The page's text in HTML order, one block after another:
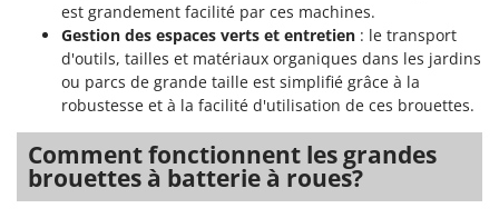
Tenco
Tineco
Titania
Tornado
Tre Spade
Trev - Abrek - TecnoVIR
est grandement facilité par ces machines.
Gestion des espaces verts et entretien : le transport
d'outils, tailles et matériaux organiques dans les jardins
ou parcs de grande taille est simplifié grâce à la
robustesse et à la facilité d'utilisation de ces brouettes.
Comment fonctionnent les grandes
brouettes à batterie à roues?